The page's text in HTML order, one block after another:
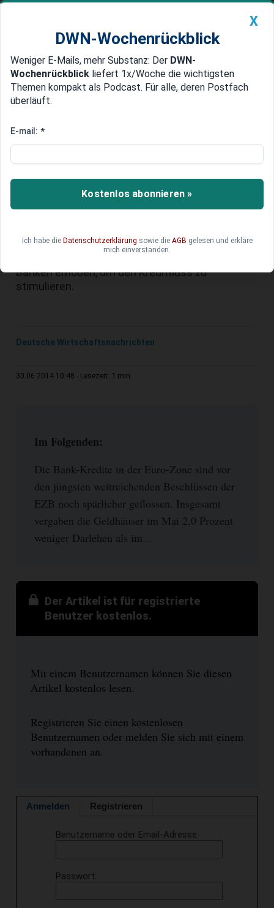
Newsticker MEIN DWN: Geldanlage Premium
Edelmetalle DWN-Magazin China
Kreditklemme verschärft sich
EZB: Banken vergeben weniger
Kredite an Unternehmen
Europäische Banken vergaben im Mai 2,0 Prozent
Realwirtschaft weiterzureichen. Die EZB hat
Banken erhoben, um den Kreditfluss zu
stimulieren.
Deutsche Wirtschaftsnachrichten
30.06.2014 10:48 Lesezeit: 1 min
Im Folgenden:
Die Bank-Kredite in der Euro-Zone sind vor
den jüngsten weitreichenden Beschlüssen der
EZB noch spärlicher geflossen. Insgesamt
vergaben die Geldhäuser im Mai 2,0 Prozent
weniger Darlehen als im...
Der Artikel ist für registrierte
Benutzer kostenlos.
Mit einem Benutzernamen können Sie diesen
Artikel kostenlos lesen.
Registrieren Sie einen kostenlosen
Benutzernamen oder melden Sie sich mit einem
vorhandenen an.
Anmelden Registrieren
Benutzername oder Email-Adresse
Passwort
X
DWN-Wochenrückblick
Weniger E-Mails, mehr Substanz: Der DWN-
Wochenrückblick liefert 1x/Woche die wichtigsten
Themen kompakt als Podcast. Für alle, deren Postfach
überläuft.
E-mail: *
Kostenlos abonnieren »
Ich habe die Datenschutzerklärung sowie die AGB gelesen und erkläre
mich einverstanden.